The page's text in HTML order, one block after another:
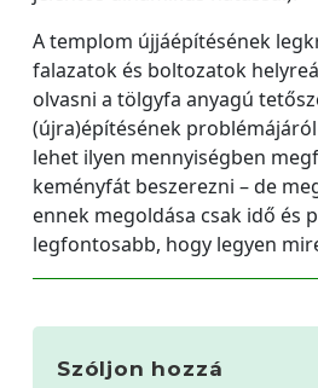
A templom újjáépítésének
falazatok és boltozatok
olvasni a tölgyfa anyagú
(újra)építésének
lehet ilyen mennyiségben
keményfát beszerezni – de
ennek megoldása csak idő és
legfontosabb, hogy legyen
Szóljon hozzá